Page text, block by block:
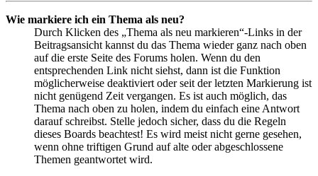
Wie markiere ich ein Thema als neu?
Durch Klicken des „Thema als neu markieren“-Links in der
Beitragsansicht kannst du das Thema wieder ganz nach oben
auf die erste Seite des Forums holen. Wenn du den
entsprechenden Link nicht siehst, dann ist die Funktion
möglicherweise deaktiviert oder seit der letzten Markierung ist
nicht genügend Zeit vergangen. Es ist auch möglich, das
Thema nach oben zu holen, indem du einfach eine Antwort
darauf schreibst. Stelle jedoch sicher, dass du die Regeln
dieses Boards beachtest! Es wird meist nicht gerne gesehen,
wenn ohne triftigen Grund auf alte oder abgeschlossene
Themen geantwortet wird.